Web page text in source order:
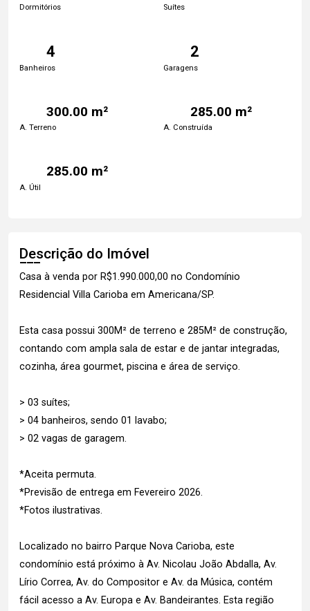
Dormitórios Suítes
4
Banheiros
2
Garagens
300.00 m²
A. Terreno
285.00 m²
A. Construída
285.00 m²
A. Útil
Descrição do Imóvel
Casa à venda por R$1.990.000,00 no Condomínio
Residencial Villa Carioba em Americana/SP.
Esta casa possui 300M² de terreno e 285M² de construção,
contando com ampla sala de estar e de jantar integradas,
cozinha, área gourmet, piscina e área de serviço.
> 03 suítes;
> 04 banheiros, sendo 01 lavabo;
> 02 vagas de garagem.
*Aceita permuta.
*Previsão de entrega em Fevereiro 2026.
*Fotos ilustrativas.
Localizado no bairro Parque Nova Carioba, este
condomínio está próximo à Av. Nicolau João Abdalla, Av.
Lírio Correa, Av. do Compositor e Av. da Música, contém
fácil acesso a Av. Europa e Av. Bandeirantes. Esta região